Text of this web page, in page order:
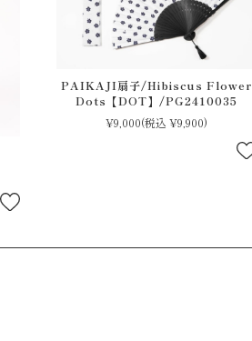
PAIKAJI扇子/Hibiscus Flower
Dots【DOT】/PG2410035
¥9,000(税込 ¥9,900)